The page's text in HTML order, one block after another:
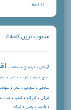
- ادامه...
محبوب ترین کلمات
آرامش ، ازدواج ، استاد ،
بسیج ، بهار ، تازه ، جشن ،
شجاعي ، شجاعی ، شعر ،
قرآن ، كارگاه ، كتاب ، ماه ،
، ولادت ، پخش ، کارگاه